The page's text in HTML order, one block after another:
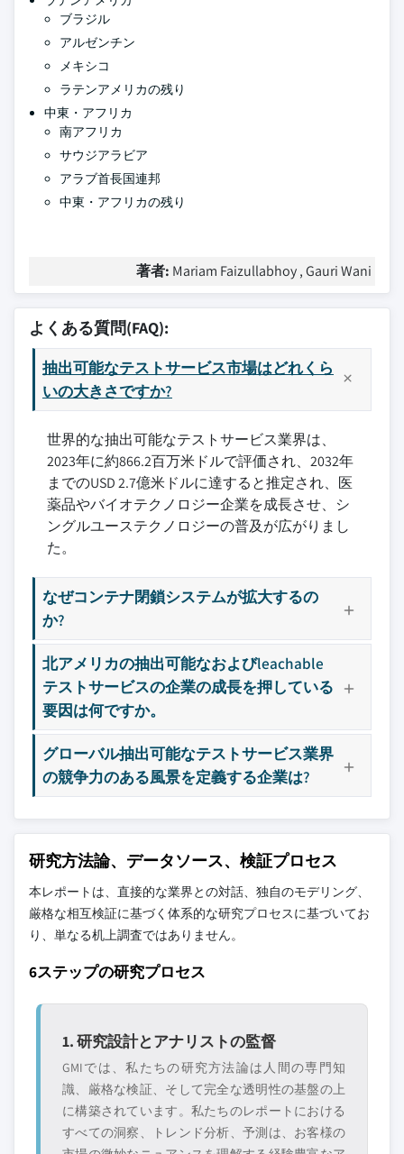
ブラジル
アルゼンチン
メキシコ
ラテンアメリカの残り
中東・アフリカ
南アフリカ
サウジアラビア
アラブ首長国連邦
中東・アフリカの残り
著者: Mariam Faizullabhoy , Gauri Wani
よくある質問(FAQ):
抽出可能なテストサービス市場はどれくら
いの大きさですか?
世界的な抽出可能なテストサービス業界は、
2023年に約866.2百万米ドルで評価され、2032年
までのUSD 2.7億米ドルに達すると推定され、医
薬品やバイオテクノロジー企業を成長させ、シ
ングルユーステクノロジーの普及が広がりまし
た。
なぜコンテナ閉鎖システムが拡大するの
か?
北アメリカの抽出可能なおよびleachable
テストサービスの企業の成長を押している
要因は何ですか。
グローバル抽出可能なテストサービス業界
の競争力のある風景を定義する企業は?
研究方法論、データソース、検証プロセス
本レポートは、直接的な業界との対話、独自のモデリング、
厳格な相互検証に基づく体系的な研究プロセスに基づいてお
り、単なる机上調査ではありません。
6ステップの研究プロセス
1. 研究設計とアナリストの監督
GMIでは、私たちの研究方法論は人間の専門知
識、厳格な検証、そして完全な透明性の基盤の上
に構築されています。私たちのレポートにおける
すべての洞察、トレンド分析、予測は、お客様の